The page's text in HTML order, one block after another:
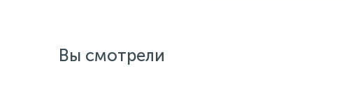
Вы смотрели